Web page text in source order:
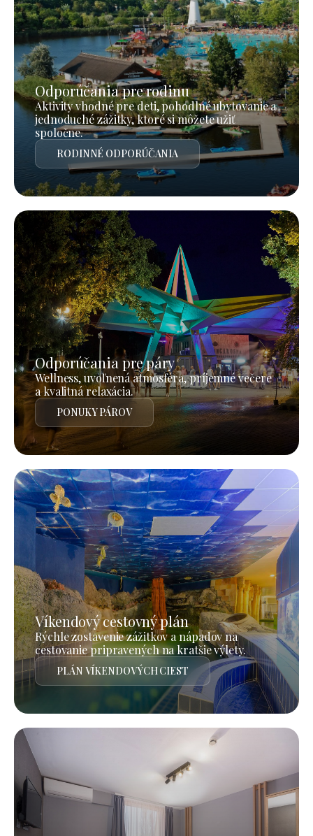
Odporúčania pre rodinu
Aktivity vhodné pre deti, pohodlné ubytovanie a
jednoduché zážitky, ktoré si môžete užiť
spoločne.
RODINNÉ ODPORÚČANIA
Odporúčania pre páry
Wellness, uvoľnená atmosféra, príjemné večere
a kvalitná relaxácia.
PONUKY PÁROV
Víkendový cestovný plán
Rýchle zostavenie zážitkov a nápadov na
cestovanie pripravených na kratšie výlety.
PLÁN VÍKENDOVÝCH CIEST